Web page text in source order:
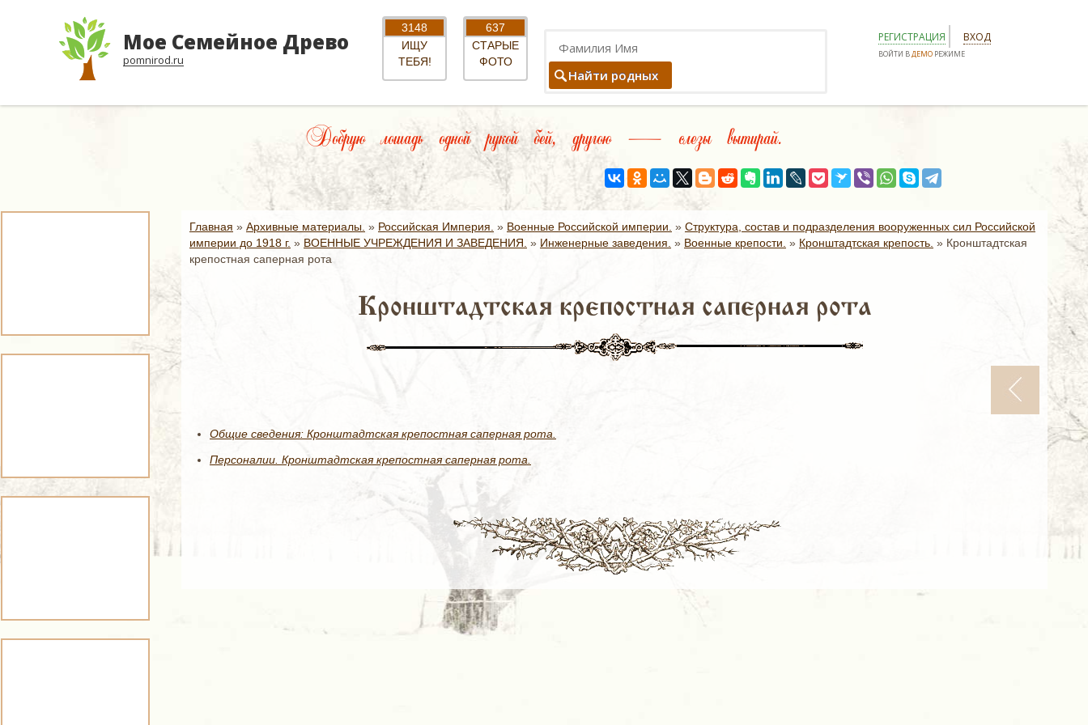
Мое Семейное Древо
pomnirod.ru
3148
ИЩУ
ТЕБЯ!
637
СТАРЫЕ
ФОТО
Найти родных
РЕГИСТРАЦИЯ ВХОД
ВОЙТИ ВДЕМО РЕЖИМЕ
Добрую лошадь одной рукой бей, другою — слезы вытирай.
Главная » Архивные материалы. » Российская Империя. » Военные Российской империи. » Структура, состав и подразделения вооруженных сил Российской
империи до 1918 г. » ВОЕННЫЕ УЧРЕЖДЕНИЯ И ЗАВЕДЕНИЯ. » Инженерные заведения. » Военные крепости. » Кронштадтская крепость. » Кронштадтская
крепостная саперная рота
Кронштадтская крепостная саперная рота
Общие сведения: Кронштадтская крепостная саперная рота.
Персоналии. Кронштадтская крепостная саперная рота.